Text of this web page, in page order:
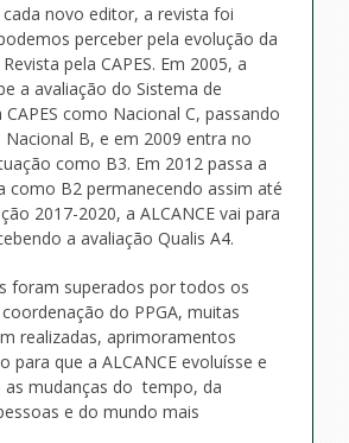
novo editor, a revista foi
perceber pela evolução da
pela CAPES. Em 2005, a
a avaliação do Sistema de
como Nacional C, passando
B, e em 2009 entra no
como B3. Em 2012 passa a
como B2 permanecendo assim até
2017-2020, a ALCANCE vai para
a avaliação Qualis A4.
foram superados por todos os
do PPGA, muitas
realizadas, aprimoramentos
para que a ALCANCE evoluísse e
as mudanças do tempo, da
e do mundo mais